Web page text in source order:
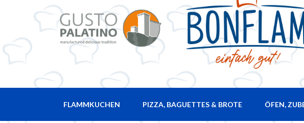
FLAMMKUCHEN PIZZA, BAGUETTES & BROTE ÖFEN,